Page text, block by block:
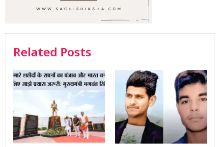
Related Posts